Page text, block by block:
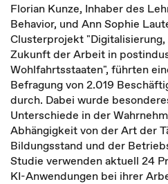
Florian Kunze, Inhaber des
Behavior, und Ann Sophie
Clusterprojekt
Zukunft der Arbeit in
Wohlfahrtsstaaten", führten
Befragung von 2.019
durch. Dabei wurde
Unterschiede in der
Abhängigkeit von der Art der
Bildungsstand und der
Studie verwenden aktuell 24
KI-Anwendungen bei ihrer